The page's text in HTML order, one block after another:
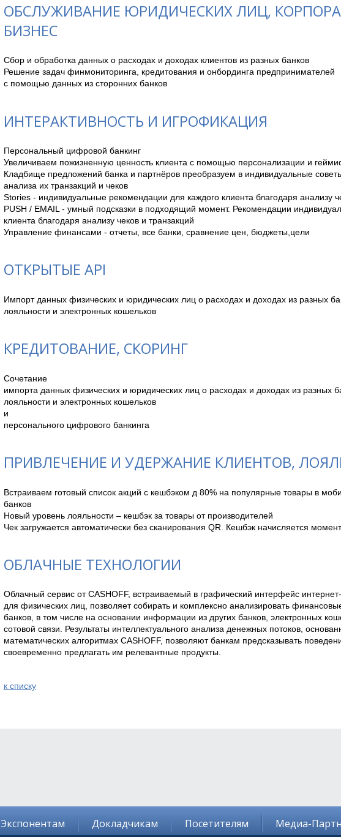
ОБСЛУЖИВАНИЕ ЮРИДИЧЕСКИХ ЛИЦ,
БИЗНЕС
Сбор и обработка данных о расходах и доходах клиентов из разных банков
Решение задач финмониторинга, кредитования и онбординга предпринимателей
с помощью данных из сторонних банков
ИНТЕРАКТИВНОСТЬ И ИГРОФИКАЦИЯ
Персональный цифровой банкинг
Увеличиваем пожизненную ценность клиента с помощью персонализации и
Кладбище предложений банка и партнёров преобразуем в индивидуальные
анализа их транзакций и чеков
Stories - индивидуальные рекомендации для каждого клиента благодаря анализу
PUSH / EMAIL - умный подсказки в подходящий момент. Рекомендации
клиента благодаря анализу чеков и транзакций
ОТКРЫТЫЕ API
Импорт данных физических и юридических лиц о расходах и доходах из разных
лояльности и электронных кошельков
КРЕДИТОВАНИЕ, СКОРИНГ
Сочетание
импорта данных физических и юридических лиц о расходах и доходах из разных
лояльности и электронных кошельков
и
персонального цифрового банкинга
ПРИВЛЕЧЕНИЕ И УДЕРЖАНИЕ КЛИЕНТОВ,
Встраиваем готовый список акций с кешбэком д 80% на популярные товары в
банков
Новый уровень лояльности – кешбэк за товары от производителей
Чек загружается автоматически без сканирования QR. Кешбэк начисляется
ОБЛАЧНЫЕ ТЕХНОЛОГИИ
Облачный сервис от CASHOFF, встраиваемый в графический интерфейс
для физических лиц, позволяет собирать и комплексно анализировать
банков, в том числе на основании информации из других банков, электронных
сотовой связи. Результаты интеллектуального анализа денежных потоков,
математических алгоритмах CASHOFF, позволяют банкам предсказывать
своевременно предлагать им релевантные продукты.
к спиcку
Экспонентам Докладчикам Посетителям Медиа-